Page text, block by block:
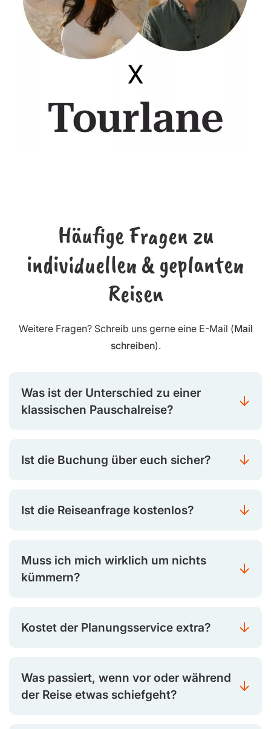
Häufige Fragen zu
individuellen & geplanten
Reisen
Weitere Fragen? Schreib uns gerne eine E-Mail (Mail
schreiben).
Was ist der Unterschied zu einer
klassischen Pauschalreise?
Ist die Buchung über euch sicher?
Ist die Reiseanfrage kostenlos?
Muss ich mich wirklich um nichts
kümmern?
Kostet der Planungsservice extra?
Was passiert, wenn vor oder während
der Reise etwas schiefgeht?